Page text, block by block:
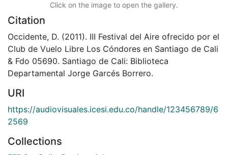
Click on the image to open the gallery.
Citation
Occidente, D. (2011). III Festival del Aire ofrecido por el
Club de Vuelo Libre Los Cóndores en Santiago de Cali
& Fdo 05690. Santiago de Cali: Biblioteca
Departamental Jorge Garcés Borrero.
URI
https://audiovisuales.icesi.edu.co/handle/123456789/6
2569
Collections